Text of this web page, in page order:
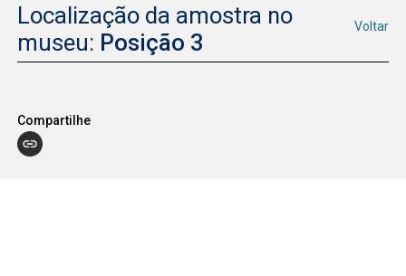
Localização da amostra no
museu: Posição 3
Voltar
Compartilhe